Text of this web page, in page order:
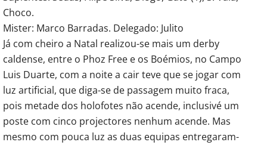
Choco.
Mister: Marco Barradas. Delegado: Julito
Já com cheiro a Natal realizou-se mais um derby
caldense, entre o Phoz Free e os Boémios, no Campo
Luis Duarte, com a noite a cair teve que se jogar com
luz artificial, que diga-se de passagem muito fraca,
pois metade dos holofotes não acende, inclusivé um
poste com cinco projectores nenhum acende. Mas
mesmo com pouca luz as duas equipas entregaram-